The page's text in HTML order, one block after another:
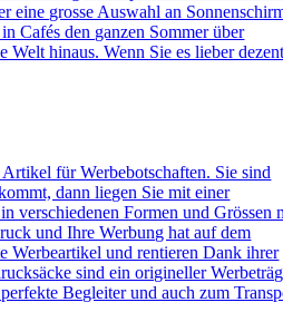
eine grosse Auswahl an
Cafés den ganzen Sommer über
hinaus. Wenn Sie es lieber
für Werbebotschaften. Sie sind
dann liegen Sie mit einer
verschiedenen Formen und Grössen
und Ihre Werbung hat auf dem
Werbeartikel und rentieren Dank ihrer
sind ein origineller
Begleiter und auch zum